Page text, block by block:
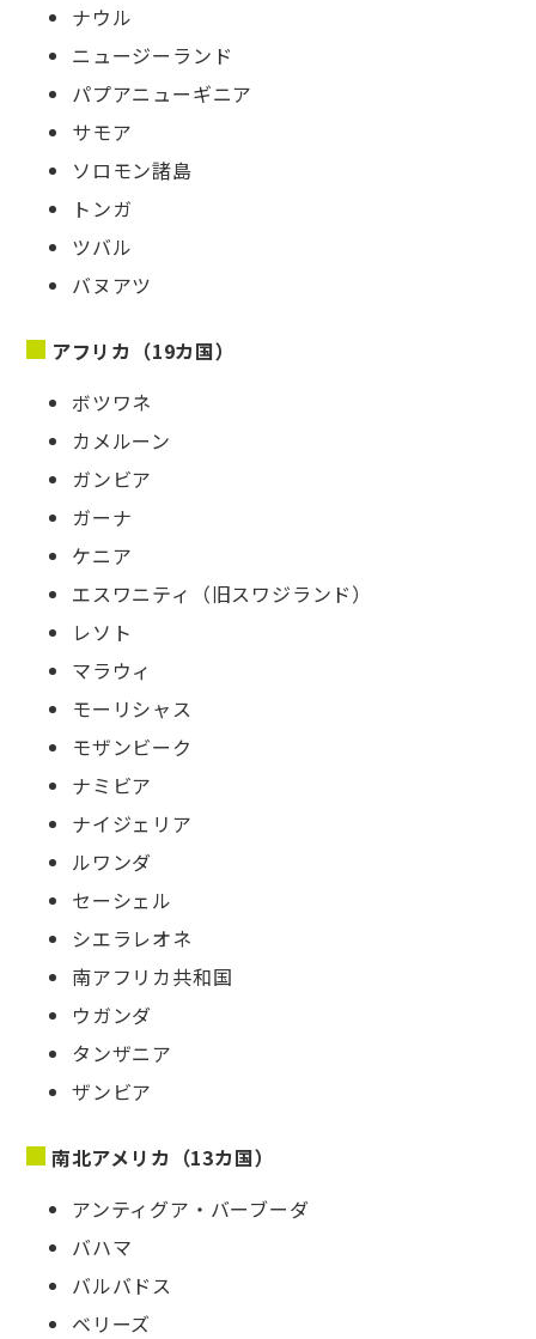
ナウル
ニュージーランド
パプアニューギニア
サモア
ソロモン諸島
トンガ
ツバル
バヌアツ
アフリカ（19カ国）
ボツワネ
カメルーン
ガンビア
ガーナ
ケニア
エスワニティ（旧スワジランド）
レソト
マラウィ
モーリシャス
モザンビーク
ナミビア
ナイジェリア
ルワンダ
セーシェル
シエラレオネ
南アフリカ共和国
ウガンダ
タンザニア
ザンビア
南北アメリカ（13カ国）
アンティグア・バーブーダ
バハマ
バルバドス
ベリーズ